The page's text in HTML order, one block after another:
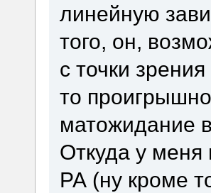
линейную
того, он,
с точки
то
матожидание
Откуда у меня
РА (ну кроме